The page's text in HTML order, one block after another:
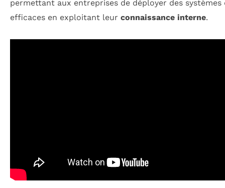
permettant aux entreprises de déployer des systèmes
efficaces en exploitant leur connaissance interne.